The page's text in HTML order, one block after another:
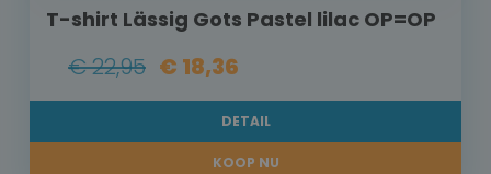
T-shirt Lässig Gots Pastel lilac OP=OP
€ 22,95 € 18,36
DETAIL
KOOP NU